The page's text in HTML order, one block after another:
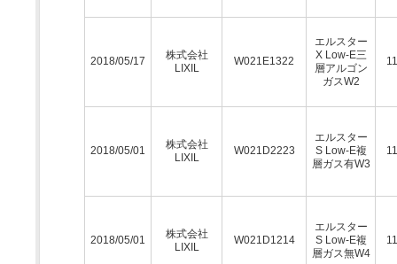
2018/05/17
株式会社
LIXIL
W021E1322
エルスター
X Low-E三
層アルゴン
ガスW2
2018/05/01
株式会社
LIXIL
W021D2223
エルスター
S Low-E複
層ガス有W3
2018/05/01
株式会社
LIXIL
W021D1214
エルスター
S Low-E複
層ガス無W4